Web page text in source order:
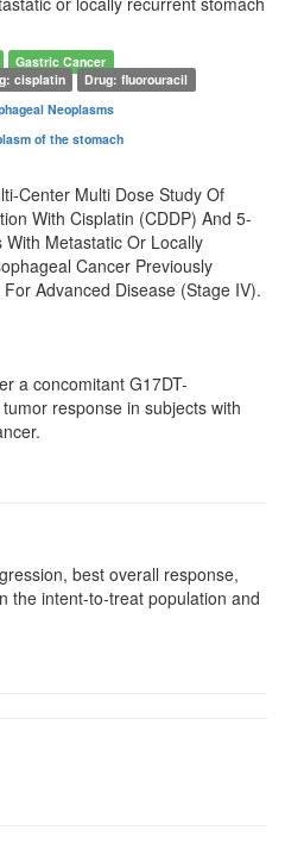
Gastric Cancer
cisplatin Drug: fluorouracil
Neoplasms
of the stomach
Center Multi Dose Study Of
With Cisplatin (CDDP) And 5-
Metastatic Or Locally
Cancer Previously
Advanced Disease (Stage IV).
a concomitant G17DT-
response in subjects with
best overall response,
the intent-to-treat population and